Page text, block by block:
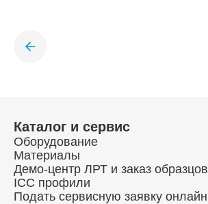
Каталог и сервис
Оборудование
Материалы
Демо-центр ЛРТ и заказ образцов
ICC профили
Подать сервисную заявку онлайн